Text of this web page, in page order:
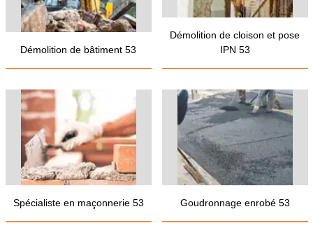
Démolition de bâtiment 53
Démolition de cloison et pose
IPN 53
Spécialiste en maçonnerie 53 Goudronnage enrobé 53